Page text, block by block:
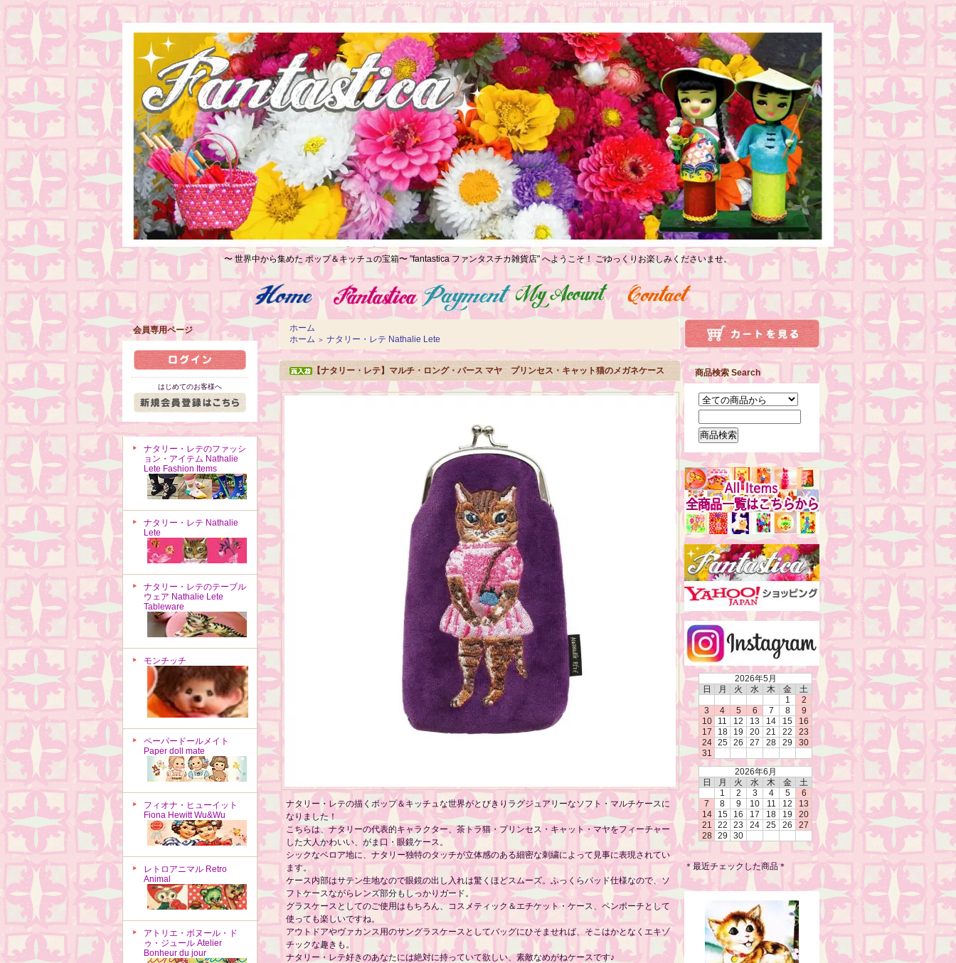
ファンタスチカ レトロ ナタリーレテ クロネットドール ヒグチユウコ キッチュキッチン Lapin&me tokyo koenji 東京 高円寺
〜 世界中から集めた ポップ＆キッチュの宝箱〜 "fantastica ファンタスチカ雑貨店" へようこそ！ ごゆっくりお楽しみくださいませ。
会員専用ページ
はじめてのお客様へ
ナタリー・レテのファッシ
ョン・アイテム Nathalie
Lete Fashion Items
ナタリー・レテ Nathalie
Lete
ナタリー・レテのテーブル
ウェア Nathalie Lete
Tableware
モンチッチ
ペーパードールメイト
Paper doll mate
フィオナ・ヒューイット
Fiona Hewitt Wu&Wu
レトロアニマル Retro
Animal
アトリエ・ボヌール・ド
ゥ・ジュール Atelier
Bonheur du jour
ホーム
ホーム ＞ ナタリー・レテ Nathalie Lete
【ナタリー・レテ】マルチ・ロング・パース マヤ プリンセス・キャット猫のメガネケース
ナタリー・レテの描くポップ＆キッチュな世界がとびきりラグジュアリーなソフト・マルチケースに
なりました！
こちらは、ナタリーの代表的キャラクター、茶トラ猫・プリンセス・キャット・マヤをフィーチャー
した大人かわいい、がま口・眼鏡ケース。
シックなベロア地に、ナタリー独特のタッチが立体感のある細密な刺繍によって見事に表現されてい
ます。
ケース内部はサテン生地なので眼鏡の出し入れは驚くほどスムーズ。ふっくらパッド仕様なので、ソ
フトケースながらレンズ部分もしっかりガード。
グラスケースとしてのご使用はもちろん、コスメティック＆エチケット・ケース、ペンポーチとして
使っても楽しいですね。
アウトドアやヴァカンス用のサングラスケースとしてバッグにひそませれば、そこはかとなくエキゾ
チックな趣きも。
ナタリー・レテ好きのあなたには絶対に持っていて欲しい、素敵なめがねケースです♪
商品検索 Search
2026年5月
日
月 火 水 木 金
土
1
2
3
4 5 6 7 8
9
10
11 12 13 14 15
16
17
18 19 20 21 22
23
24
25 26 27 28 29
30
31
2026年6月
日
月 火 水 木 金
土
1
2 3 4 5
6
7
8 9 10 11 12
13
14
15 16 17 18 19
20
21
22 23 24 25 26
27
28
29 30
＊最近チェックした商品＊